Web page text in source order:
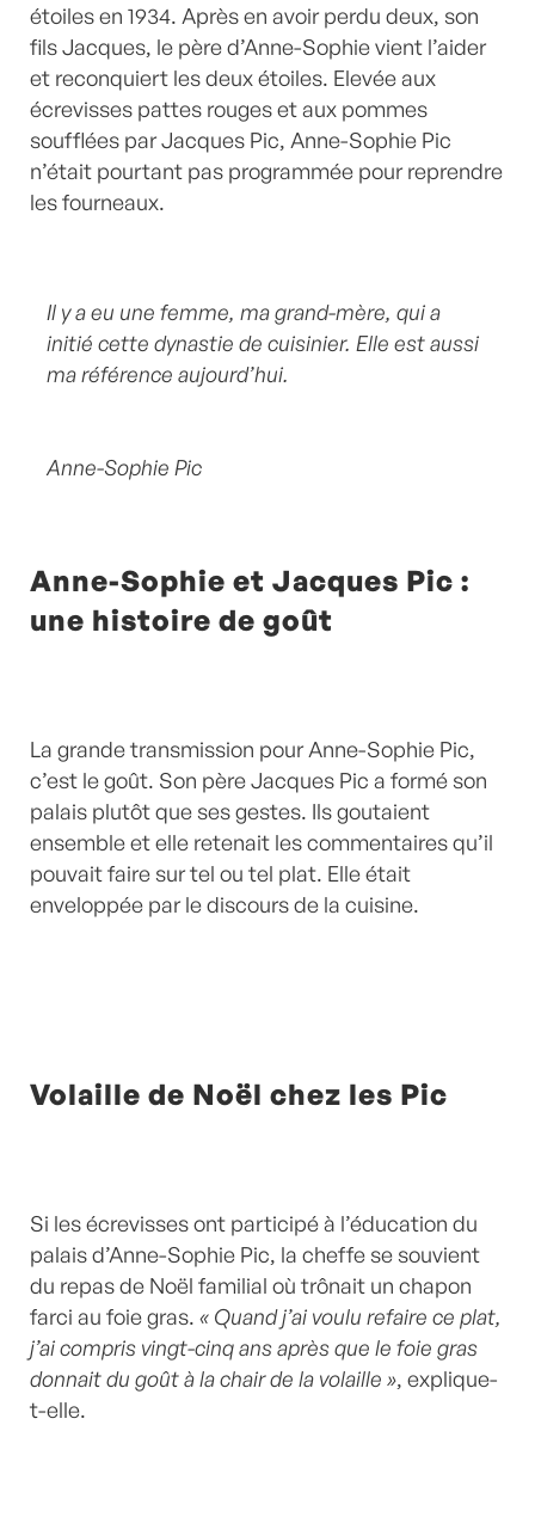
étoiles en 1934. Après en avoir perdu deux, son
fils Jacques, le père d’Anne-Sophie vient l’aider
et reconquiert les deux étoiles. Elevée aux
écrevisses pattes rouges et aux pommes
soufflées par Jacques Pic, Anne-Sophie Pic
n’était pourtant pas programmée pour reprendre
les fourneaux.
Il y a eu une femme, ma grand-mère, qui a
initié cette dynastie de cuisinier. Elle est aussi
ma référence aujourd’hui.
Anne-Sophie Pic
Anne-Sophie et Jacques Pic :
une histoire de goût
La grande transmission pour Anne-Sophie Pic,
c’est le goût. Son père Jacques Pic a formé son
palais plutôt que ses gestes. Ils goutaient
ensemble et elle retenait les commentaires qu’il
pouvait faire sur tel ou tel plat. Elle était
enveloppée par le discours de la cuisine.
Volaille de Noël chez les Pic
Si les écrevisses ont participé à l’éducation du
palais d’Anne-Sophie Pic, la cheffe se souvient
du repas de Noël familial où trônait un chapon
farci au foie gras. « Quand j’ai voulu refaire ce plat,
j’ai compris vingt-cinq ans après que le foie gras
donnait du goût à la chair de la volaille », explique-
t-elle.